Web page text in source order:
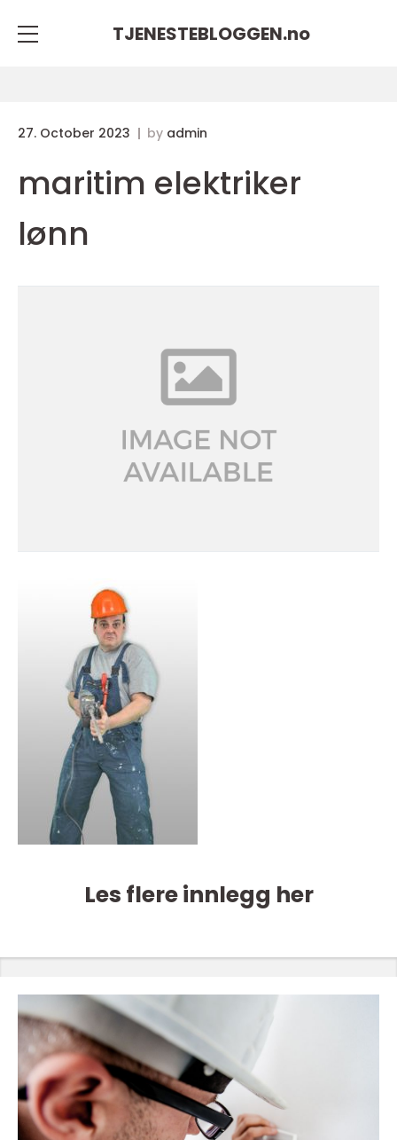
TJENESTEBLOGGEN.no
27. October 2023 by admin
maritim elektriker
lønn
Les flere innlegg her